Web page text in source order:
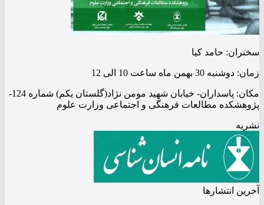
سخنران: حامد کیا
زمان: دوشنبه 30 بهمن ماه ساعت 10 الی 12
مکان: پاسداران- خیابان شهید مومن نژاد(گلستان یکم) شماره 124-
پژوهشکده مطالعات فرهنگی و اجتماعی وزارت علوم
نشریه
آخرین انتشار‌ها